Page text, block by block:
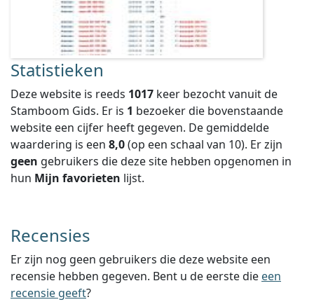
Statistieken
Deze website is reeds 1017 keer bezocht vanuit de
Stamboom Gids. Er is 1 bezoeker die bovenstaande
website een cijfer heeft gegeven. De gemiddelde
waardering is een 8,0(op een schaal van 10). Er zijn
geen gebruikers die deze site hebben opgenomen in
hun Mijn favorieten lijst.
Recensies
Er zijn nog geen gebruikers die deze website een
recensie hebben gegeven. Bent u de eerste die een
recensie geeft?